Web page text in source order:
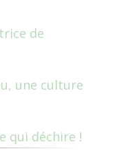
de
une culture
qui déchire !